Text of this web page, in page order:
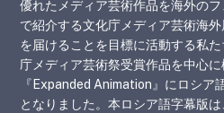
優れたメディア芸術作品を海外の
で紹介する文化庁メディア芸術海
を届けることを目標に活動する私
庁メディア芸術祭受賞作品を中心
『Expanded Animation』にロシア
となりました。本ロシア語字幕版